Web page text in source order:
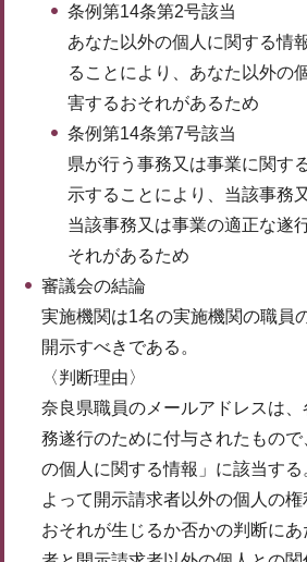
条例第14条第2号該当
あなた以外の個人に関する情
ることにより、あなた以外の
害するおそれがあるため
条例第14条第7号該当
県が行う事務又は事業に関す
示することにより、当該事務
当該事務又は事業の適正な遂
それがあるため
審議会の結論
実施機関は1名の実施機関の職員
開示すべきである。
〈判断理由〉
奈良県職員のメールアドレスは
務遂行のために付与されたもの
の個人に関する情報」に該当す
よって開示請求者以外の個人の
おそれが生じるか否かの判断に